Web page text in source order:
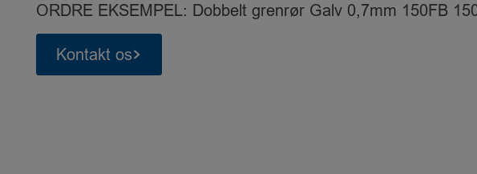
ORDRE EKSEMPEL: Dobbelt grenrør Galv 0,7mm 150FB
Kontakt os